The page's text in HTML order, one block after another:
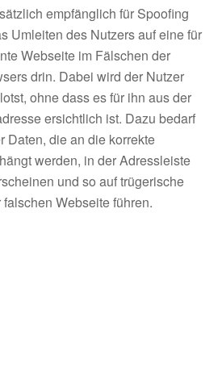
empfänglich für Spoofing
Umleiten des Nutzers auf eine für
Webseite im Fälschen der
drin. Dabei wird der Nutzer
ohne dass es für ihn aus der
ersichtlich ist. Dazu bedarf
Daten, die an die korrekte
werden, in der Adressleiste
und so auf trügerische
Webseite führen.